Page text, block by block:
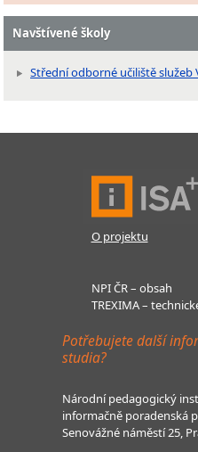
Navštívené školy
Střední odborné učiliště služeb
O projektu
NPI ČR – obsah
TREXIMA –
Potřebujete další
studia?
Národní pedagogický
informačně poradenská
Senovážné náměstí 25,